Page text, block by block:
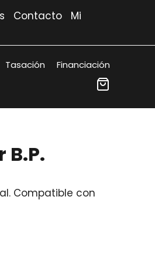
Contacto
Mi
Tasación Financiación
Compatible con